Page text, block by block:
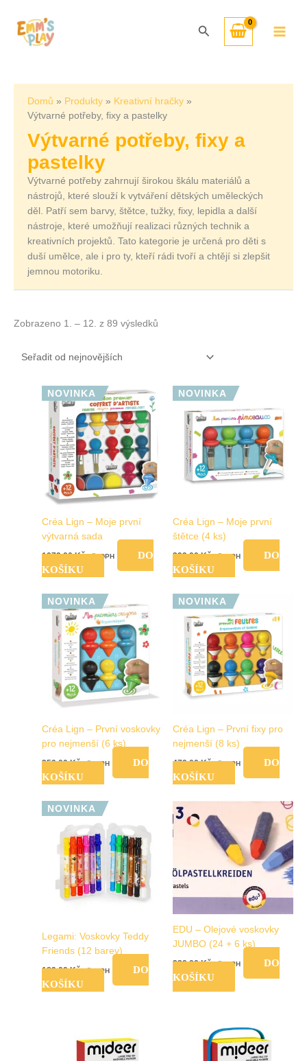
obsah
Hledat
Domů Produkty
Kreativní hračky
Výtvarné potřeby, fixy a pastelky
Výtvarné potřeby, fixy a
pastelky
Výtvarné potřeby zahrnují širokou škálu materiálů a
nástrojů, které slouží k vytváření dětských uměleckých
děl. Patří sem barvy, štětce, tužky, fixy, lepidla a další
nástroje, které umožňují realizaci různých technik a
kreativních projektů. Tato kategorie je určená pro děti s
duší umělce, ale i pro ty, kteří rádi tvoří a chtějí si zlepšit
jemnou motoriku.
Zobrazeno 1. – 12. z 89 výsledků
nejnovějších
NOVINKA
Créa Lign – Moje první
výtvarná sada
1079,00Kč vč. DPH
DO
KOŠÍKU
NOVINKA
Créa Lign – Moje první
štětce (4 ks)
399,00Kč vč. DPH
DO
KOŠÍKU
NOVINKA
Créa Lign – První voskovky
pro nejmenší (6 ks)
359,00Kč vč. DPH
DO
KOŠÍKU
NOVINKA
Créa Lign – První fixy pro
nejmenší (8 ks)
479,00Kč vč. DPH
DO
KOŠÍKU
NOVINKA
Legami: Voskovky Teddy
Friends (12 barev)
189,00Kč vč. DPH
DO
KOŠÍKU
EDU – Olejové voskovky
JUMBO (24 + 6 ks)
239,00Kč vč. DPH
DO
KOŠÍKU